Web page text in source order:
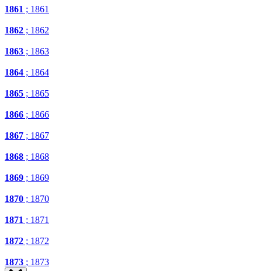
1861 ; 1861
1862 ; 1862
1863 ; 1863
1864 ; 1864
1865 ; 1865
1866 ; 1866
1867 ; 1867
1868 ; 1868
1869 ; 1869
1870 ; 1870
1871 ; 1871
1872 ; 1872
1873 ; 1873